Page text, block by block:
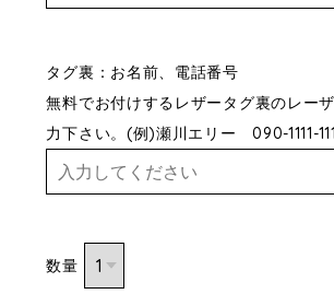
タグ裏：お名前、電話番号
無料でお付けするレザータグ裏のレー
力下さい。(例)瀬川エリー 090-1111-
数量